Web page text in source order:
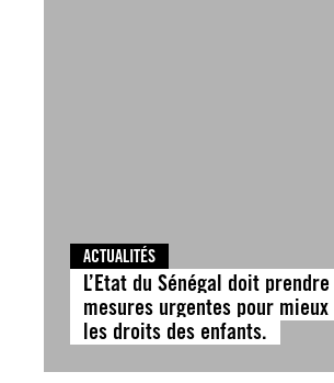
ACTUALITÉS
L’Etat du Sénégal doit
mesures urgentes pour
les droits des enfants.